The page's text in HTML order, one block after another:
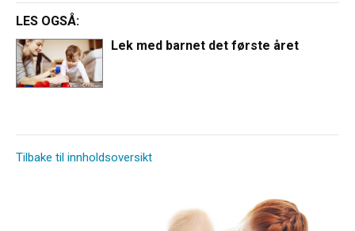
LES OGSÅ:
Lek med barnet det første året
Tilbake til innholdsoversikt